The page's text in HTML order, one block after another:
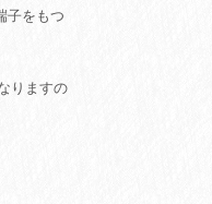
子をもつ
りますの